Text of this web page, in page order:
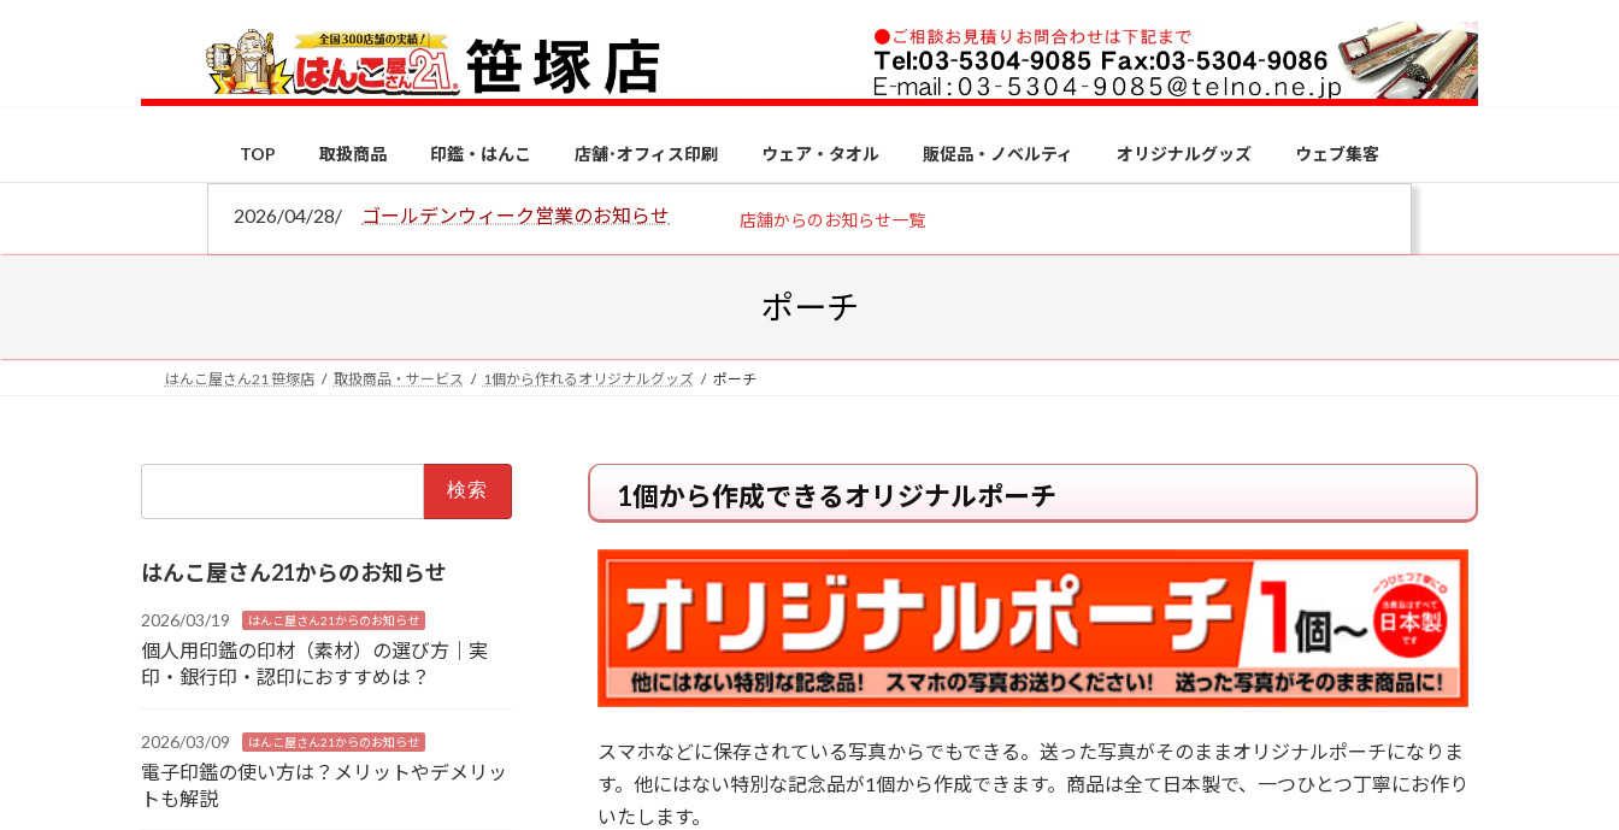
ス
ン
TOP 取扱商品 印鑑・はんこ 店舗･オフィス印刷 ウェア・タオル 販促品・ノベルティ オリジナルグッズ ウェブ集客
2026/04/28/ ゴールデンウィーク営業のお知らせ 店舗からのお知らせ一覧
ポーチ
はんこ屋さん21 笹塚店 取扱商品・サービス 1個から作れるオリジナルグッズ ポーチ
1個から作成できるオリジナルポーチ
スマホなどに保存されている写真からでもできる。送った写真がそのままオリジナルポーチになりま
す。他にはない特別な記念品が1個から作成できます。商品は全て日本製で、一つひとつ丁寧にお作り
いたします。
はんこ屋さん21からのお知らせ
2026/03/19 はんこ屋さん21からのお知らせ
個人用印鑑の印材（素材）の選び方｜実
印・銀行印・認印におすすめは？
2026/03/09 はんこ屋さん21からのお知らせ
電子印鑑の使い方は？メリットやデメリッ
トも解説